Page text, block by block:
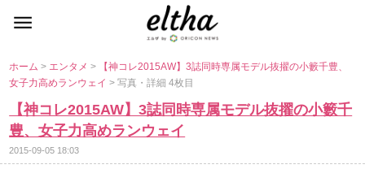
ホーム> エンタメ>
【神コレ2015AW】3誌同時専属モデル抜擢の小籔千豊、
女子力高めランウェイ> 写真・詳細 4枚目
【神コレ2015AW】3誌同時専属モデル抜擢の小籔千
豊、女子力高めランウェイ
2015-09-05 18:03